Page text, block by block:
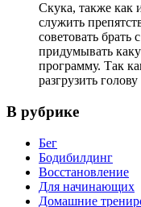
Скука, также как
служить
советовать брать
придумывать
программу. Так
разгрузить голову
В рубрике
Бег
Бодибилдинг
Восстановление
Для начинающих
Домашние